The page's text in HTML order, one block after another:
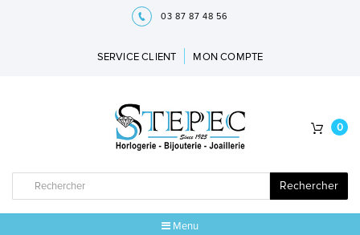
03 87 87 48 56
SERVICE CLIENT MON COMPTE
Rechercher
0
Menu